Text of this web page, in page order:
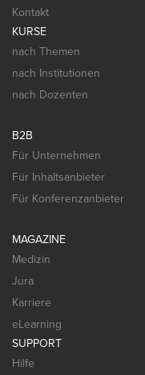
Kontakt
KURSE
nach Themen
nach Institutionen
nach Dozenten
B2B
Für Unternehmen
Für Inhaltsanbieter
Für Konferenzanbieter
MAGAZINE
Medizin
Jura
Karriere
eLearning
SUPPORT
Hilfe